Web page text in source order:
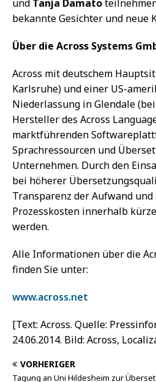
und Tanja Damato
bekannte Gesichter und neue
Über die Across Systems
Across mit deutschem
Karlsruhe) und einer US-
Niederlassung in Glendale
Hersteller des Across
marktführenden
Sprachressourcen und
Unternehmen. Durch den
bei höherer
Transparenz der Aufwand
Prozesskosten innerhalb
werden.
Alle Informationen über die
finden Sie unter:
www.across.net
[Text: Across. Quelle:
24.06.2014. Bild: Across,
VORHERIGER
Tagung an Uni Hildesheim zur